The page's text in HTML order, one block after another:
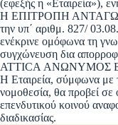
(εφεξής η «Εταιρεία»),
Η ΕΠΙΤΡΟΠΗ
την υπ΄ αριθμ. 827/
ενέκρινε ομόφωνα τη
συγχώνευση δια
ATTICA ΑΝΩΝΥΜΟΣ
Η Εταιρεία, σύμφωνα με
νομοθεσία, θα προβεί
επενδυτικού κοινού
διαδικασίας.